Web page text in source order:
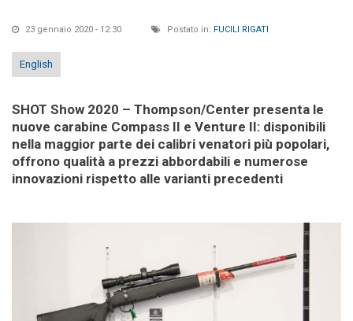
23 gennaio 2020 - 12:30 Postato in: FUCILI RIGATI
English
SHOT Show 2020 – Thompson/Center presenta le
nuove carabine Compass II e Venture II: disponibili
nella maggior parte dei calibri venatori più popolari,
offrono qualità a prezzi abbordabili e numerose
innovazioni rispetto alle varianti precedenti